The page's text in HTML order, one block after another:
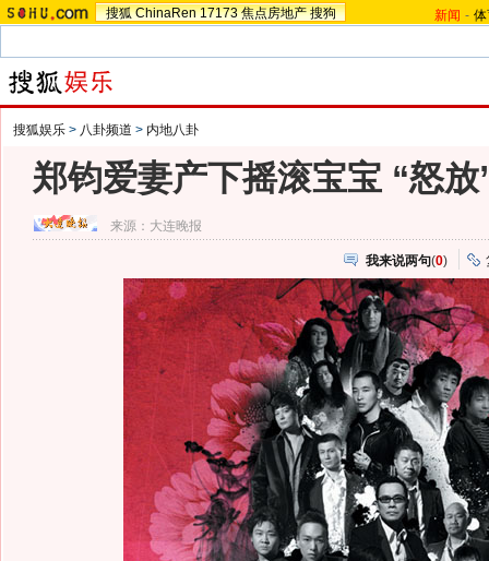
搜狐 ChinaRen 17173 焦点房地产 搜狗 新闻 -
搜狐娱乐 > 八卦频道 > 内地八卦
郑钧爱妻产下摇滚宝宝 “怒
来源： 大连晚报
我来说两句(0)